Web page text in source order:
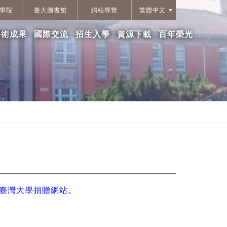
院 臺大圖書館 網站導覽 繁體中文
成果 國際交流 招生入學 資源下載 百年榮光
灣大學捐贈網站。